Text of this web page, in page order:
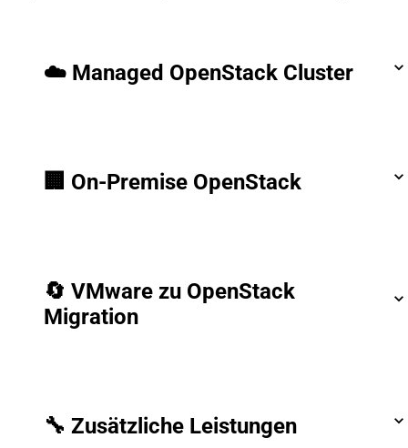
☁️ Managed OpenStack Cluster
🏢 On-Premise OpenStack
🔄 VMware zu OpenStack
Migration
🔧 Zusätzliche Leistungen